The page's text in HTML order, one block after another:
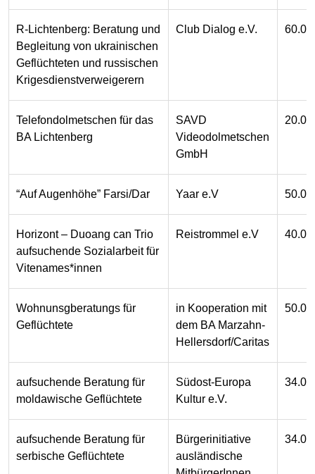
R-Lichtenberg: Beratung und
Begleitung von ukrainischen
Geflüchteten und russischen
Krigesdienstverweigerern
Club Dialog e.V.
Telefondolmetschen für das
BA Lichtenberg
SAVD
Videodolmetschen
GmbH
“Auf Augenhöhe” Farsi/Dar Yaar e.V
Horizont – Duoang can Trio
aufsuchende Sozialarbeit für
Vitenames*innen
Reistrommel e.V
Wohnunsgberatungs für
Geflüchtete
in Kooperation mit
dem BA Marzahn-
Hellersdorf/Caritas
aufsuchende Beratung für
moldawische Geflüchtete
Südost-Europa
Kultur e.V.
aufsuchende Beratung für
serbische Geflüchtete
Bürgerinitiative
ausländische